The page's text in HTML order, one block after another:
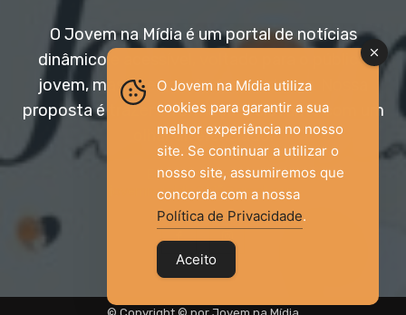
O Jovem na Mídia é um portal de notícias
dinâmico e acessível, voltado para o público
jovem, mas aberto a todas as idades. Nossa
proposta é trazer informação relevante com um
olhar diferenciado.
Entre em contato:
jovemnamidia2017@gmail.com
O Jovem na Mídia utiliza
cookies para garantir a sua
melhor experiência no nosso
site. Se continuar a utilizar o
nosso site, assumiremos que
concorda com a nossa
Política de Privacidade.
Aceito